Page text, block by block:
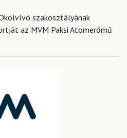
szakosztályának
az MVM Paksi Atomerőmű